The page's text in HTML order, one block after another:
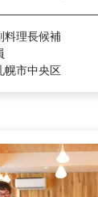
料理長候補
幌市中央区